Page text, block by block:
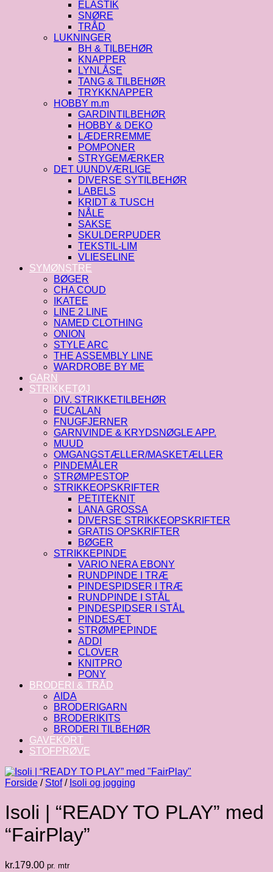
ELASTIK
SNØRE
TRÅD
LUKNINGER
BH & TILBEHØR
KNAPPER
LYNLÅSE
TANG & TILBEHØR
TRYKKNAPPER
HOBBY m.m
GARDINTILBEHØR
HOBBY & DEKO
LÆDERREMME
POMPONER
STRYGEMÆRKER
DET UUNDVÆRLIGE
DIVERSE SYTILBEHØR
LABELS
KRIDT & TUSCH
NÅLE
SAKSE
SKULDERPUDER
TEKSTIL-LIM
VLIESELINE
SYMØNSTRE
BØGER
CHA COUD
IKATEE
LINE 2 LINE
NAMED CLOTHING
ONION
STYLE ARC
THE ASSEMBLY LINE
WARDROBE BY ME
GARN
STRIKKETØJ
DIV. STRIKKETILBEHØR
EUCALAN
FNUGFJERNER
GARNVINDE & KRYDSNØGLE APP.
MUUD
OMGANGSTÆLLER/MASKETÆLLER
PINDEMÅLER
STRØMPESTOP
STRIKKEOPSKRIFTER
PETITEKNIT
LANA GROSSA
DIVERSE STRIKKEOPSKRIFTER
GRATIS OPSKRIFTER
BØGER
STRIKKEPINDE
VARIO NERA EBONY
RUNDPINDE I TRÆ
PINDESPIDSER I TRÆ
RUNDPINDE I STÅL
PINDESPIDSER I STÅL
PINDESÆT
STRØMPEPINDE
ADDI
CLOVER
KNITPRO
PONY
BRODERI & TRÅD
AIDA
BRODERIGARN
BRODERIKITS
BRODERI TILBEHØR
GAVEKORT
STOFPRØVE
Forside / Stof / Isoli og jogging
Isoli | “READY TO PLAY” med
“FairPlay”
kr.179.00 pr. mtr